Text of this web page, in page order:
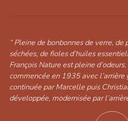
“ Pleine de bonbonnes de verre,
séchées, de fioles d’huiles
François Nature est pleine
commencée en 1935 avec
continuée par Marcelle puis
développée, modernisée par